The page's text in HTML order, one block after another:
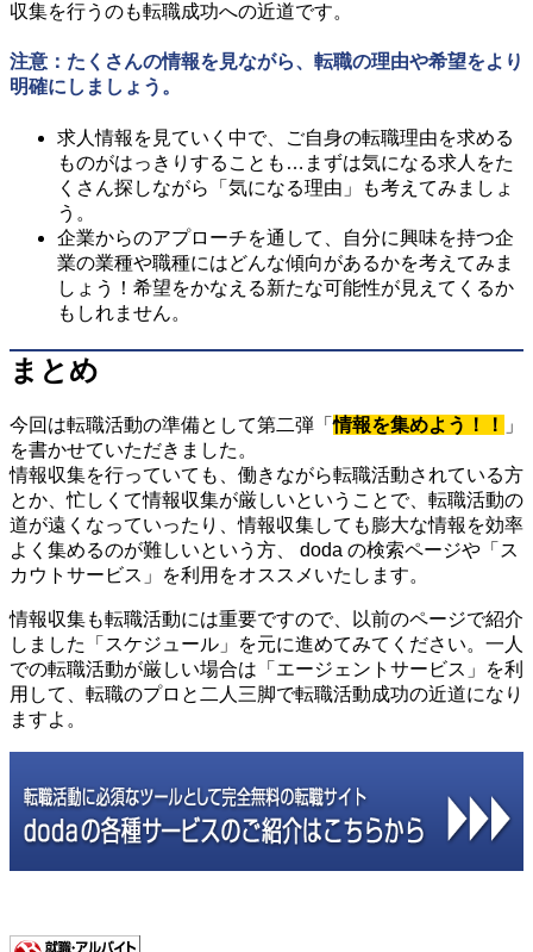
収集を行うのも転職成功への近道です。
注意：たくさんの情報を見ながら、転職の理由や希望をより
明確にしましょう。
求人情報を見ていく中で、ご自身の転職理由を求める
ものがはっきりすることも…まずは気になる求人をた
くさん探しながら「気になる理由」も考えてみましょ
う。
企業からのアプローチを通して、自分に興味を持つ企
業の業種や職種にはどんな傾向があるかを考えてみま
しょう！希望をかなえる新たな可能性が見えてくるか
もしれません。
まとめ
今回は転職活動の準備として第二弾「情報を集めよう！！
」
を書かせていただきました。
情報収集を行っていても、働きながら転職活動されている方
とか、忙しくて情報収集が厳しいということで、転職活動の
道が遠くなっていったり、情報収集しても膨大な情報を効率
よく集めるのが難しいという方、 doda の検索ページや「ス
カウトサービス」を利用をオススメいたします。
情報収集も転職活動には重要ですので、以前のページで紹介
しました「スケジュール」を元に進めてみてください。一人
での転職活動が厳しい場合は「エージェントサービス」を利
用して、転職のプロと二人三脚で転職活動成功の近道になり
ますよ。